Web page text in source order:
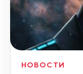
НОВОСТИ